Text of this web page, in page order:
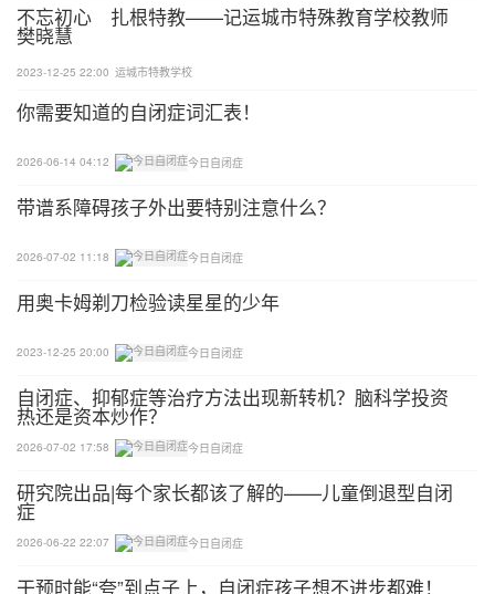
不忘初心 扎根特教——记运城市特殊教育学校教师
樊晓慧
2023-12-25 22:00 运城市特教学校
你需要知道的自闭症词汇表！
2026-06-14 04:12 今日自闭症
带谱系障碍孩子外出要特别注意什么？
2026-07-02 11:18 今日自闭症
用奥卡姆剃刀检验读星星的少年
2023-12-25 20:00 今日自闭症
自闭症、抑郁症等治疗方法出现新转机？脑科学投资
热还是资本炒作？
2026-07-02 17:58 今日自闭症
研究院出品|每个家长都该了解的——儿童倒退型自闭
症
2026-06-22 22:07 今日自闭症
干预时能“夸”到点子上，自闭症孩子想不进步都难！